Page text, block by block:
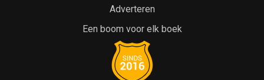
Adverteren
Een boom voor elk boek